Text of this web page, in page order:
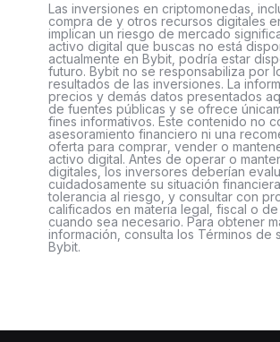
Las inversiones en criptomonedas,
compra de y otros recursos digitales
implican un riesgo de mercado
activo digital que buscas no está
actualmente en Bybit, podría estar
futuro. Bybit no se responsabiliza por
resultados de las inversiones. La
precios y demás datos presentados
de fuentes públicas y se ofrece
fines informativos. Este contenido no
asesoramiento financiero ni una
oferta para comprar, vender o
activo digital. Antes de operar o
digitales, los inversores deberían
cuidadosamente su situación
tolerancia al riesgo, y consultar con
calificados en materia legal, fiscal o
cuando sea necesario. Para obtener
información, consulta los Términos de
Bybit.